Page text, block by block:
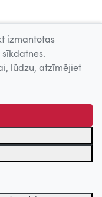
Uz augšu
informācijas sistēmu
izmantotas
lūdzu, atzīmējiet